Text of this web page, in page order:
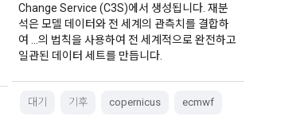
Change Service (C3S)에서 생성됩니다. 재분
석은 모델 데이터와 전 세계의 관측치를 결합하
여 …의 법칙을 사용하여 전 세계적으로 완전하고
일관된 데이터 세트를 만듭니다.
대기 기후 copernicus ecmwf